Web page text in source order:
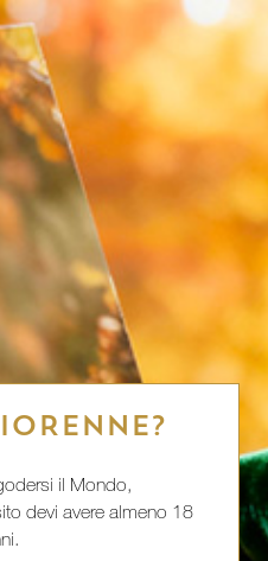
il Mondo,
devi avere almeno 18